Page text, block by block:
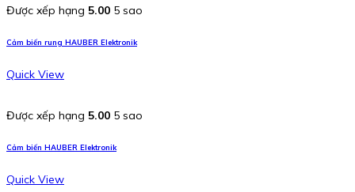
Được xếp hạng 5.00 5 sao
Cảm biến rung HAUBER Elektronik
Quick View
Được xếp hạng 5.00 5 sao
Cảm biến HAUBER Elektronik
Quick View